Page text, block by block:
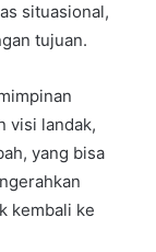
situasional,
tujuan.
visi landak,
yang bisa
kembali ke